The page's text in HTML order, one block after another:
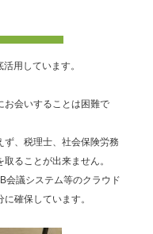
用しています。
お会いすることは困難で
ず、税理士、社会保険労務
ることが出来ません。
会議システム等のクラウド
確保しています。